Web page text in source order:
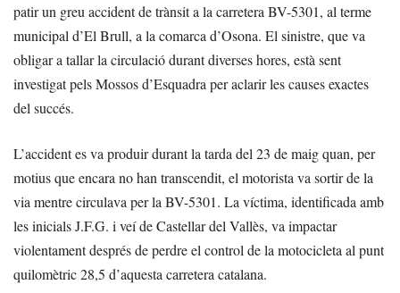
patir un greu accident de trànsit a la carretera BV-5301, al terme
municipal d’El Brull, a la comarca d’Osona. El sinistre, que va
obligar a tallar la circulació durant diverses hores, està sent
investigat pels Mossos d’Esquadra per aclarir les causes exactes
del succés.
L’accident es va produir durant la tarda del 23 de maig quan, per
motius que encara no han transcendit, el motorista va sortir de la
via mentre circulava per la BV-5301. La víctima, identificada amb
les inicials J.F.G. i veí de Castellar del Vallès, va impactar
violentament després de perdre el control de la motocicleta al punt
quilomètric 28,5 d’aquesta carretera catalana.